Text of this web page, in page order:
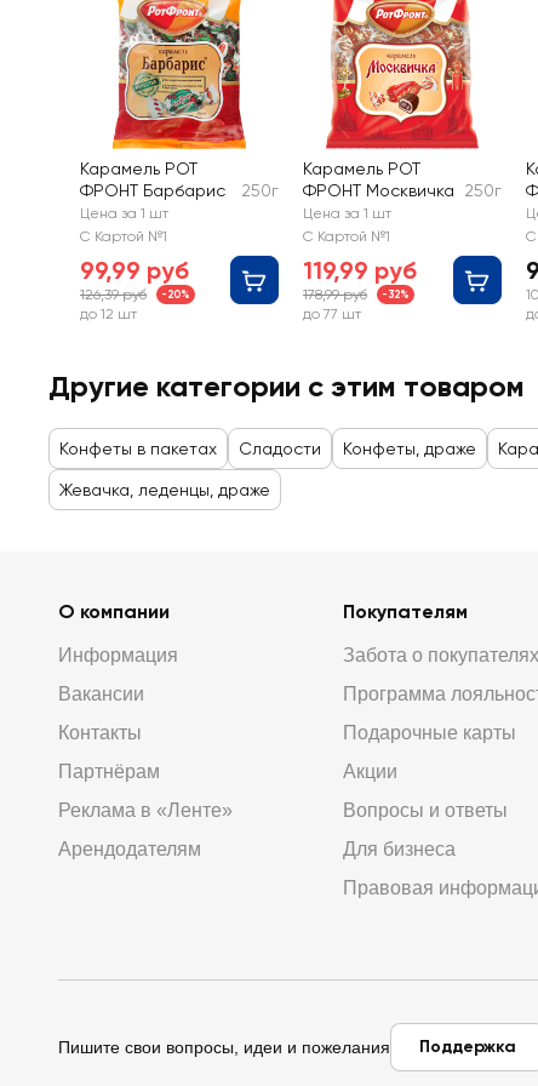
Карамель РОТ
ФРОНТ Барбарис
250г
Цена за 1 шт
С Картой №1
99,99 руб
126,39 руб -20%
до 12 шт
Карамель РОТ
ФРОНТ Москвичка
250г
Цена за 1 шт
С Картой №1
119,99 руб
178,99 руб -32%
до 77 шт
С
Другие категории с этим товаром
Конфеты в пакетах Сладости Конфеты, драже
Жевачка, леденцы, драже
О компании
Информация
Вакансии
Контакты
Партнёрам
Реклама в «Ленте»
Арендодателям
Покупателям
Забота о покупателях
Программа
Подарочные карты
Акции
Вопросы и ответы
Для бизнеса
Правовая
Пишите свои вопросы, идеи и пожелания Поддержка